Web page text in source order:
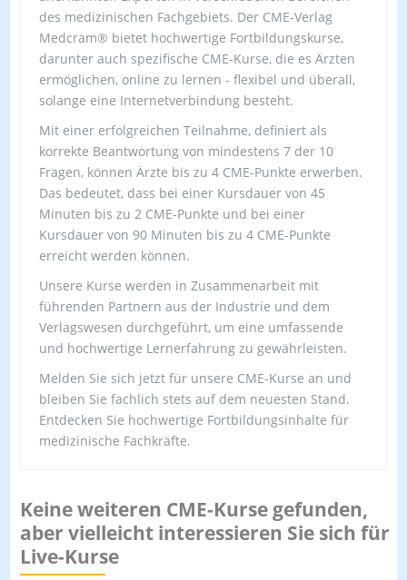
des medizinischen Fachgebiets. Der CME-Verlag
Medcram® bietet hochwertige Fortbildungskurse,
darunter auch spezifische CME-Kurse, die es Ärzten
ermöglichen, online zu lernen - flexibel und überall,
solange eine Internetverbindung besteht.
Mit einer erfolgreichen Teilnahme, definiert als
korrekte Beantwortung von mindestens 7 der 10
Fragen, können Ärzte bis zu 4 CME-Punkte erwerben.
Das bedeutet, dass bei einer Kursdauer von 45
Minuten bis zu 2 CME-Punkte und bei einer
Kursdauer von 90 Minuten bis zu 4 CME-Punkte
erreicht werden können.
Unsere Kurse werden in Zusammenarbeit mit
führenden Partnern aus der Industrie und dem
Verlagswesen durchgeführt, um eine umfassende
und hochwertige Lernerfahrung zu gewährleisten.
Melden Sie sich jetzt für unsere CME-Kurse an und
bleiben Sie fachlich stets auf dem neuesten Stand.
Entdecken Sie hochwertige Fortbildungsinhalte für
medizinische Fachkräfte.
Keine weiteren CME-Kurse gefunden,
aber vielleicht interessieren Sie sich für
Live-Kurse